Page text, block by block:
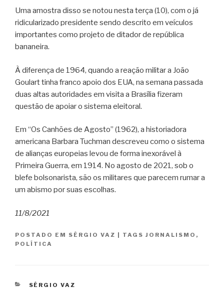
Uma amostra disso se notou nesta terça (10), com o já
ridicularizado presidente sendo descrito em veículos
importantes como projeto de ditador de república
bananeira.
À diferença de 1964, quando a reação militar a João
Goulart tinha franco apoio dos EUA, na semana passada
duas altas autoridades em visita a Brasília fizeram
questão de apoiar o sistema eleitoral.
Em “Os Canhões de Agosto” (1962), a historiadora
americana Barbara Tuchman descreveu como o sistema
de alianças europeias levou de forma inexorável à
Primeira Guerra, em 1914. No agosto de 2021, sob o
blefe bolsonarista, são os militares que parecem rumar a
um abismo por suas escolhas.
11/8/2021
POSTADO EM SÉRGIO VAZ TAGS JORNALISMO ,
POLÍTICA
CATEGORIAS
SÉRGIO VAZ